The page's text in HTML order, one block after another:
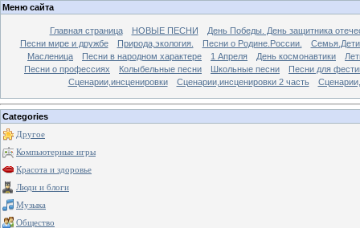
Меню сайта
Главная страница НОВЫЕ ПЕСНИ
День Победы. День защитника
Песни мире и дружбе
Природа,экология. Песни о Родине.России.
Масленица
Песни в народном характере 1 Апреля День космонавтики
Песни о профессиях
Колыбельные песни Школьные песни
Песни для
Сценарии,инсценировки
Сценарии,инсценировки 2 часть
Categories
Другое
Компьютерные игры
Красота и здоровье
Люди и блоги
Музыка
Общество